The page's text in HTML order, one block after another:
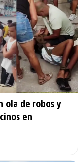
ola de robos y
en